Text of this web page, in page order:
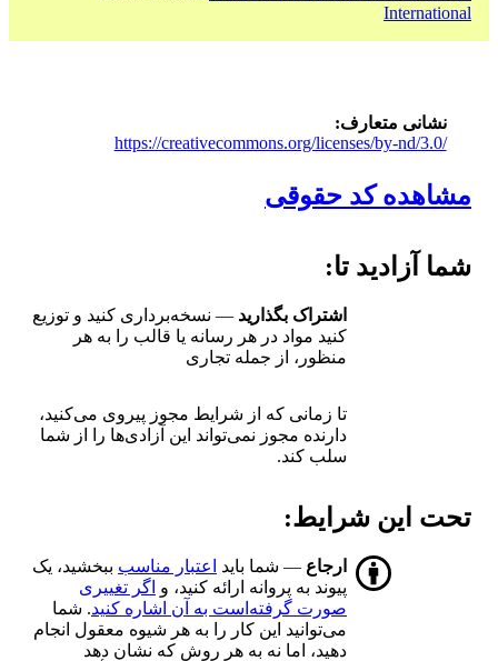
International
نشانی متعارف
https://creativecommons.org/licenses/by-nd/3.0/
مشاهده کد حقوقی
شما آزادید تا:
اشتراک بگذارید — نسخه‌برداری کنید و توزیع
کنید مواد در هر رسانه یا قالب را به هر
منظور، از جمله تجاری
تا زمانی که از شرایط مجوز پیروی می‌کنید،
دارنده مجوز نمی‌تواند این آزادی‌ها را از شما
سلب کند.
تحت این شرایط:
ارجاع — شما باید اعتبار مناسب ببخشید، یک
پیوند به پروانه ارائه کنید، و اگر تغییری
صورت گرفته‌است به آن اشاره کنید. شما
می‌توانید این کار را به هر شیوه معقول انجام
دهید، اما نه به هر روش که نشان دهد